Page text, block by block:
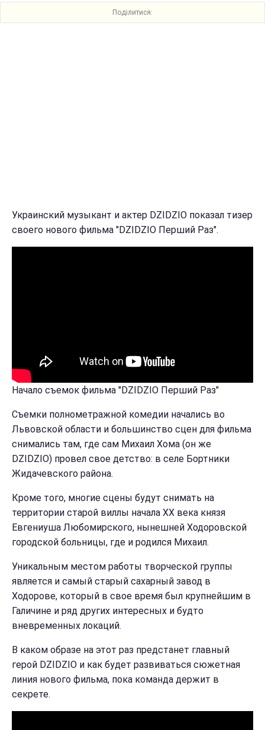
Поділитися:
Украинский музыкант и актер DZIDZIO показал тизер
своего нового фильма "DZIDZIO Перший Раз".
Начало съемок фильма "DZIDZIO Перший Раз"
Съемки полнометражной комедии начались во
Львовской области и большинство сцен для фильма
снимались там, где сам Михаил Хома (он же
DZIDZIO) провел свое детство: в селе Бортники
Жидачевского района.
Кроме того, многие сцены будут снимать на
территории старой виллы начала ХХ века князя
Евгениуша Любомирского, нынешней Ходоровской
городской больницы, где и родился Михаил.
Уникальным местом работы творческой группы
является и самый старый сахарный завод в
Ходорове, который в свое время был крупнейшим в
Галичине и ряд других интересных и будто
вневременных локаций.
В каком образе на этот раз предстанет главный
герой DZIDZIO и как будет развиваться сюжетная
линия нового фильма, пока команда держит в
секрете.